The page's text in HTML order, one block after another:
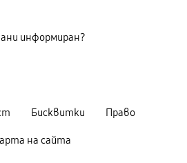
Бисквитки Право
на сайта
информиран?